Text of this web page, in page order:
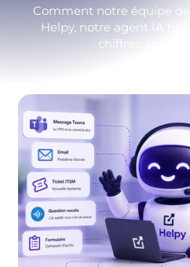
Comment notre équipe de
Helpy, notre agent IA
chiffres, les